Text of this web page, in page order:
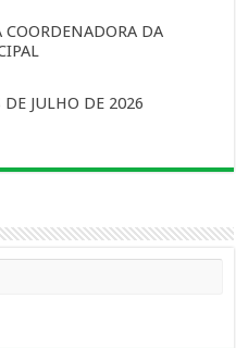
DA
JULHO DE 2026